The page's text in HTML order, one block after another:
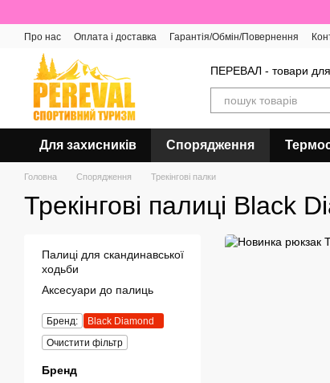
Про нас Оплата і доставка Гарантія/Обмін/Повернення
Відгуки про магазин
ПЕРЕВАЛ - товари для
Для захисників Спорядження
Головна Спорядження Трекінгові палки
Трекінгові палиці Black
Палиці для скандинавської
ходьби
Аксесуари до палиць
Бренд:
Black Diamond
Очистити фільтр
Бренд